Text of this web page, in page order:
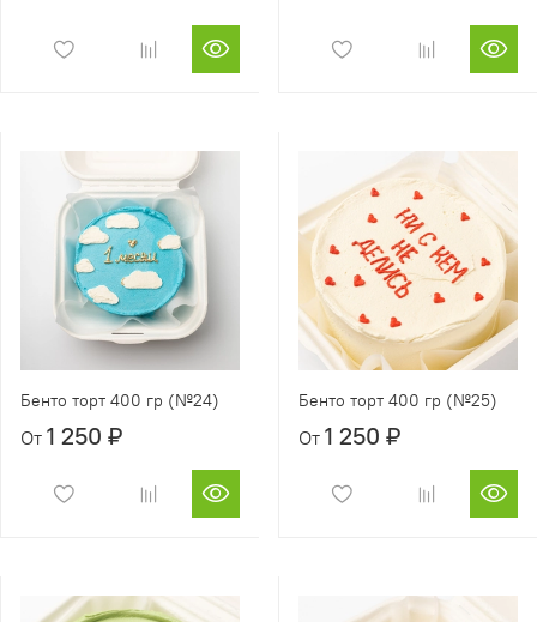
Бенто торт 400 гр (№24)
От 1 250 ₽
Бенто торт 400 гр (№25)
От 1 250 ₽